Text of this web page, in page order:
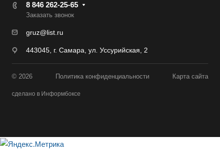
8 846 262-25-65
Заказать звонок
gruz@list.ru
443045, г. Самара, ул. Уссурийская, 2
© 2026 Политика конфиденциальности Карта сайта
сделано в Информбоксе